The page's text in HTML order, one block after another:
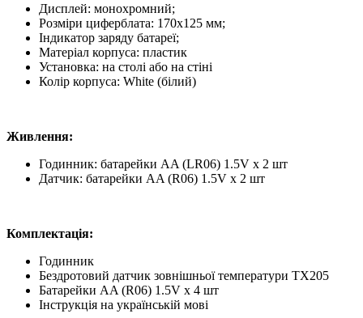
Дисплей: монохромний;
Розміри циферблата: 170x125 мм;
Індикатор заряду батареї;
Матеріал корпуса: пластик
Установка: на столі або на стіні
Колір корпуса: White (білий)
Живлення:
Годинник: батарейки AA (LR06) 1.5V х 2 шт
Датчик: батарейки AA (R06) 1.5V х 2 шт
Комплектація:
Годинник
Бездротовий датчик зовнішньої температури TX205
Батарейки AA (R06) 1.5V х 4 шт
Інструкція на українській мові